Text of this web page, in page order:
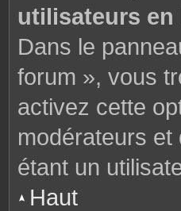
utilisateurs en
Dans le
forum », vous
activez cette
modérateurs
étant un
Haut